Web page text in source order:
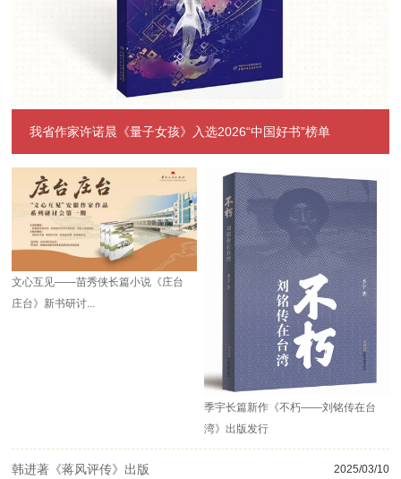
我省作家许诺晨《量子女孩》入选2026“中国好书”榜单
文心互见——苗秀侠长篇小说《庄台
庄台》新书研讨...
季宇长篇新作《不朽——刘铭传在台
湾》出版发行
韩进著《蒋风评传》出版 2025/03/10